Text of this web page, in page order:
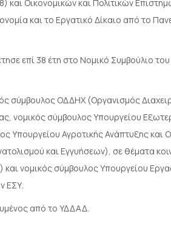
και Οικονομικών και Πολιτικών
και το Εργατικό Δίκαιο από το
επί 38 έτη στο Νομικό Συμβούλιο
σύμβουλος ΟΔΔΗΧ (Οργανισμός
νομικός σύμβουλος Υπουργείου
Υπουργείου Αγροτικής Ανάπτυξης
και Εγγυήσεων), σε θέματα
νομικός σύμβουλος Υπουργείου
ΕΣΥ.
από το ΥΔΔΑΔ.